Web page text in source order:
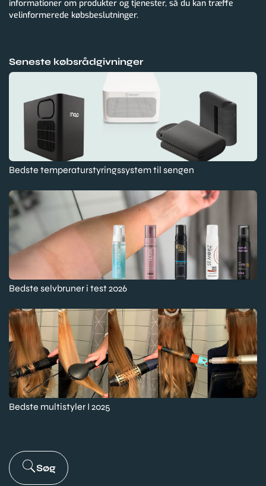
informationer om produkter og tjenester, så du kan træffe
velinformerede købsbeslutninger.
Seneste købsrådgivninger
Bedste temperaturstyringssystem til sengen
Bedste selvbruner i test 2026
Bedste multistyler I 2025
Søg